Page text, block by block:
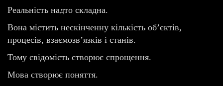
Реальність надто складна.
Вона містить нескінченну кількість об’єктів,
процесів, взаємозв’язків і станів.
Тому свідомість створює спрощення.
Мова створює поняття.